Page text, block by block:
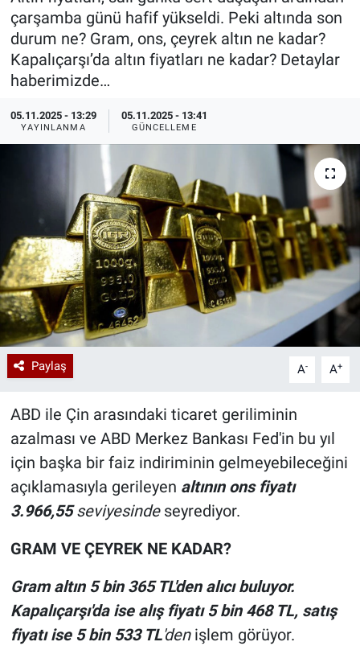
çarşamba günü hafif yükseldi. Peki altında son
durum ne? Gram, ons, çeyrek altın ne kadar?
Kapalıçarşı’da altın fiyatları ne kadar? Detaylar
haberimizde…
05.11.2025 - 13:29
YAYINLANMA
05.11.2025 - 13:41
GÜNCELLEME
Paylaş A- A+
ABD ile Çin arasındaki ticaret geriliminin
azalması ve ABD Merkez Bankası Fed'in bu yıl
için başka bir faiz indiriminin gelmeyebileceğini
açıklamasıyla gerileyen altının ons fiyatı
3.966,55seviyesinde seyrediyor.
GRAM VE ÇEYREK NE KADAR?
Gram altın 5 bin 365 TL'den alıcı buluyor.
Kapalıçarşı'da ise alış fiyatı 5 bin 468 TL, satış
fiyatı ise 5 bin 533 TL'den işlem görüyor.
Özel Haberler
Yazarlar
Dünya
Medya
Özel Haberler
Erişim Bilgileri
Sağlık
Teknoloji
Ramazan
Haber Arşivi